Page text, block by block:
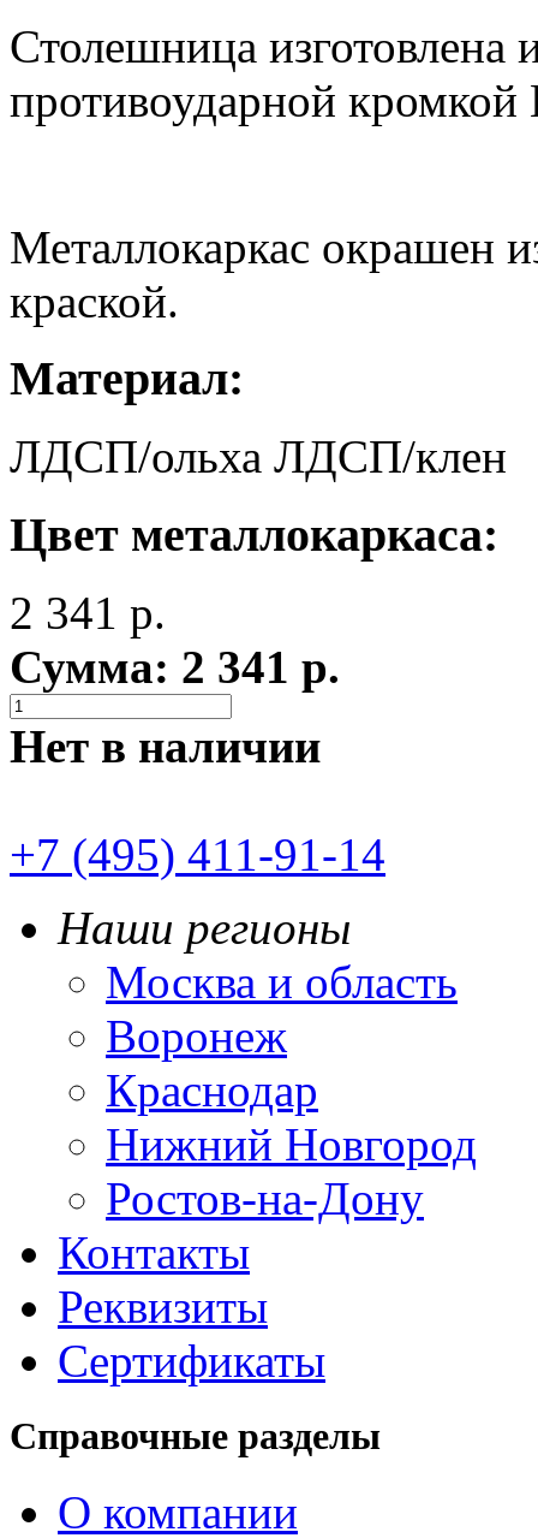
Столешница
противоударной
Металлокаркас окрашен
краской.
Материал:
ЛДСП/ольха ЛДСП/клен
Цвет металлокаркаса:
2 341 р.
Сумма: 2 341 р.
Нет в наличии
+7 (495) 411-91-14
Наши регионы
Москва и область
Воронеж
Краснодар
Нижний Новгород
Ростов-на-Дону
Контакты
Реквизиты
Сертификаты
Справочные разделы
О компании